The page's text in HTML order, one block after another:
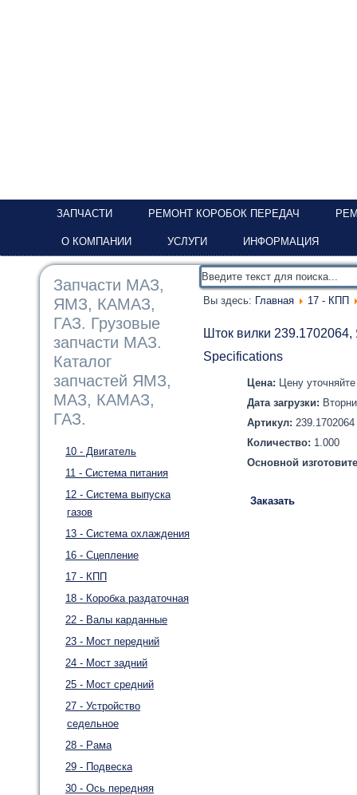
ЗАПЧАСТИ РЕМОНТ КОРОБОК ПЕРЕДАЧ
О КОМПАНИИ УСЛУГИ ИНФОРМАЦИЯ
Запчасти МАЗ,
ЯМЗ, КАМАЗ,
ГАЗ. Грузовые
запчасти МАЗ.
Каталог
запчастей ЯМЗ,
МАЗ, КАМАЗ,
ГАЗ.
10 - Двигатель
11 - Система питания
12 - Система выпуска
газов
13 - Система охлаждения
16 - Сцепление
17 - КПП
18 - Коробка раздаточная
22 - Валы карданные
23 - Мост передний
24 - Мост задний
25 - Мост средний
27 - Устройство
седельное
28 - Рама
29 - Подвеска
30 - Ось передняя
Вы здесь: Главная 17 - КПП
Шток вилки
Specifications
Цена: Цену
Дата загрузки:
Артикул: 239.1702064
Количество: 1.000
Основной
Заказать